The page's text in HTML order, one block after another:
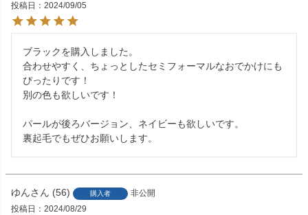
投稿日
2024/09/05
ブラックを購入しました。
合わせやすく、ちょっとしたセミフォーマルなおでかけにも
ぴったりです！
別の色も欲しいです！
パールが後ろバージョン、ネイビーも欲しいです。
裏起毛でもぜひお願いします。
ゆん 56 購入者
非公開
投稿日
2024/08/29